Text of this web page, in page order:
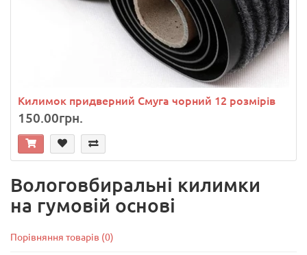
Килимок придверний Смуга чорний 12 розмірів
150.00грн.
Вологовбиральні килимки
на гумовій основі
Порівняння товарів (0)